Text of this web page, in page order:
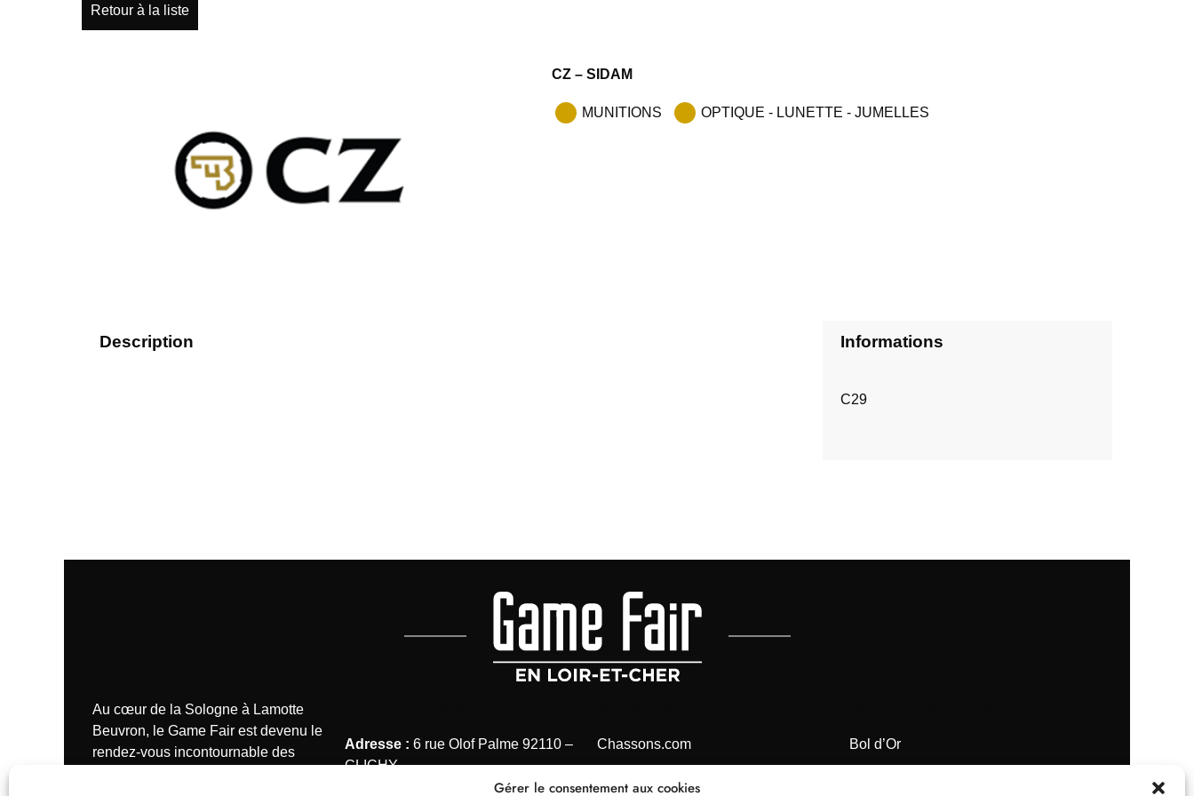
Gérer le consentement aux cookies
Retour à la liste
CZ – SIDAM
MUNITIONS OPTIQUE - LUNETTE - JUMELLES
Description Informations
C29
Au cœur de la Sologne à Lamotte
Beuvron, le Game Fair est devenu le
rendez-vous incontournable des
Adresse : 6 rue Olof Palme 92110 –
CLICHY
Chassons.com
Bol d’Or